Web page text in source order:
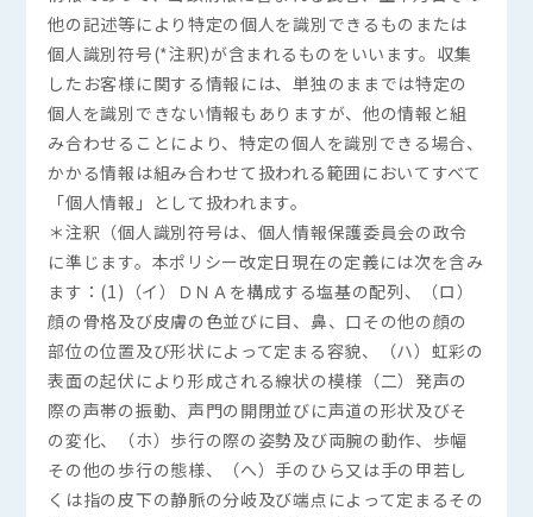
他の記述等により特定の個人を識別できるものまたは
個人識別符号(*注釈)が含まれるものをいいます。収集
したお客様に関する情報には、単独のままでは特定の
個人を識別できない情報もありますが、他の情報と組
み合わせることにより、特定の個人を識別できる場合、
かかる情報は組み合わせて扱われる範囲においてすべて
「個人情報」として扱われます。
＊注釈（個人識別符号は、個人情報保護委員会の政令
に準じます。本ポリシー改定日現在の定義には次を含み
ます：(1)（イ）ＤＮＡを構成する塩基の配列、（ロ）
顔の骨格及び皮膚の色並びに目、鼻、口その他の顔の
部位の位置及び形状によって定まる容貌、（ハ）虹彩の
表面の起伏により形成される線状の模様（二）発声の
際の声帯の振動、声門の開閉並びに声道の形状及びそ
の変化、（ホ）歩行の際の姿勢及び両腕の動作、歩幅
その他の歩行の態様、（へ）手のひら又は手の甲若し
くは指の皮下の静脈の分岐及び端点によって定まるその